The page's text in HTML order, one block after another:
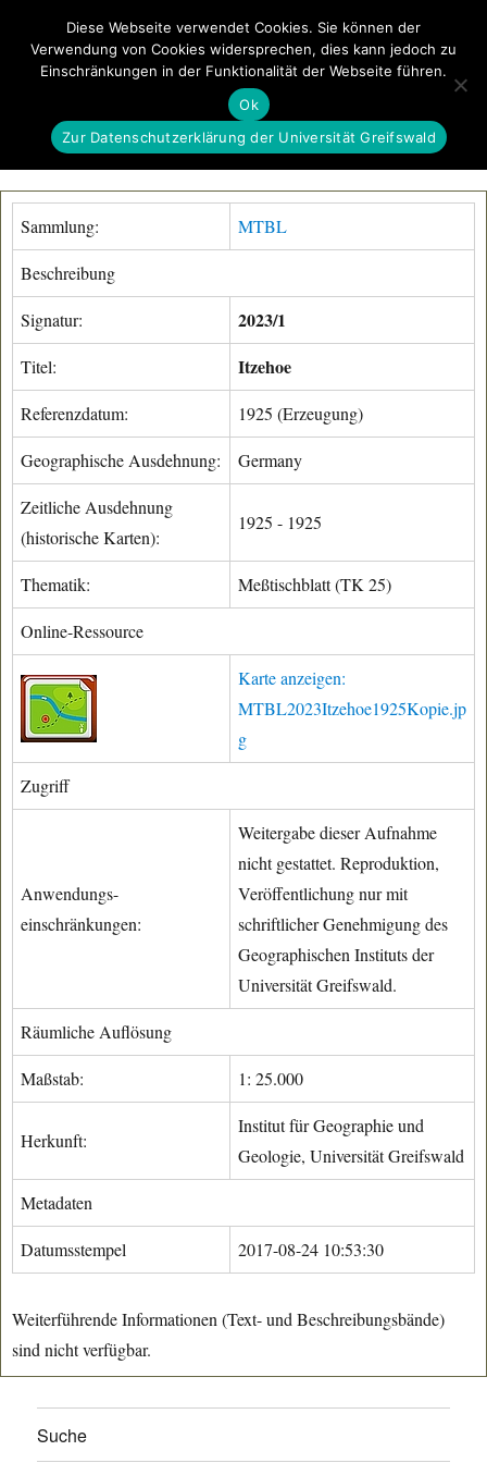
GeoGREIF MENÜ
Sammlung: MTBL
Beschreibung
Signatur: 2023/1
Titel: Itzehoe
Referenzdatum: 1925 (Erzeugung)
Geographische Ausdehnung: Germany
Zeitliche Ausdehnung
(historische Karten):
1925 - 1925
Thematik: Meßtischblatt (TK 25)
Online-Ressource
Karte anzeigen:
MTBL2023Itzehoe1925Kopie.jp
g
Zugriff
Anwendungs-
einschränkungen:
Weitergabe dieser Aufnahme
nicht gestattet. Reproduktion,
Veröffentlichung nur mit
schriftlicher Genehmigung des
Geographischen Instituts der
Universität Greifswald.
Räumliche Auflösung
Maßstab: 1: 25.000
Herkunft:
Institut für Geographie und
Geologie, Universität Greifswald
Metadaten
Datumsstempel 2017-08-24 10:53:30
Weiterführende Informationen (Text- und Beschreibungsbände)
sind nicht verfügbar.
Suche
Diese Webseite verwendet Cookies. Sie können der
Verwendung von Cookies widersprechen, dies kann jedoch zu
Einschränkungen in der Funktionalität der Webseite führen.
Ok
Zur Datenschutzerklärung der Universität Greifswald